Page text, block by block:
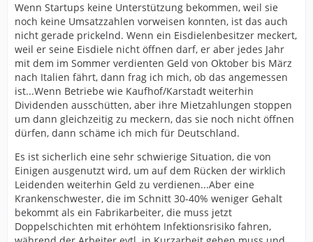
Wenn Startups keine Unterstützung bekommen, weil sie
noch keine Umsatzzahlen vorweisen konnten, ist das auch
nicht gerade prickelnd. Wenn ein Eisdielenbesitzer meckert,
weil er seine Eisdiele nicht öffnen darf, er aber jedes Jahr
mit dem im Sommer verdienten Geld von Oktober bis März
nach Italien fährt, dann frag ich mich, ob das angemessen
ist...Wenn Betriebe wie Kaufhof/Karstadt weiterhin
Dividenden ausschütten, aber ihre Mietzahlungen stoppen
um dann gleichzeitig zu meckern, das sie noch nicht öffnen
dürfen, dann schäme ich mich für Deutschland.
Es ist sicherlich eine sehr schwierige Situation, die von
Einigen ausgenutzt wird, um auf dem Rücken der wirklich
Leidenden weiterhin Geld zu verdienen...Aber eine
Krankenschwester, die im Schnitt 30-40% weniger Gehalt
bekommt als ein Fabrikarbeiter, die muss jetzt
Doppelschichten mit erhöhtem Infektionsrisiko fahren,